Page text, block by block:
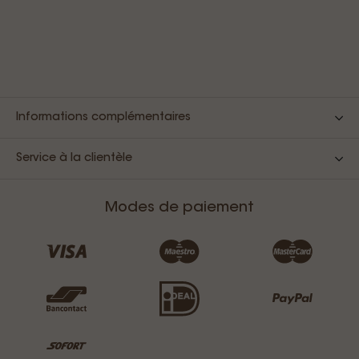
Informations complémentaires
Service à la clientèle
Modes de paiement